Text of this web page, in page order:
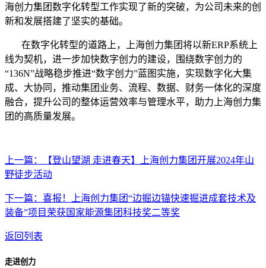
海创力集团数字化转型工作实现了新的突破，为公司未来的创
新和发展搭建了坚实的基础。
在数字化转型的道路上，上海创力集团将以新ERP系统上
线为契机，进一步加快数字创力的建设，围绕数字创力的
“136N”战略稳步推进“数字创力”蓝图实施，实现数字化大集
成、大协同，推动集团业务、流程、数据、财务一体化的深度
融合，提升公司的整体运营效率与管理水平，助力上海创力集
团的高质量发展。
上一篇：【登山望湖 走进春天】上海创力集团开展2024年山
野徒步活动
下一篇：喜报！上海创力集团“边掘边锚快速掘进成套技术及
装备”项目荣获国家能源集团科技奖二等奖
返回列表
走进创力